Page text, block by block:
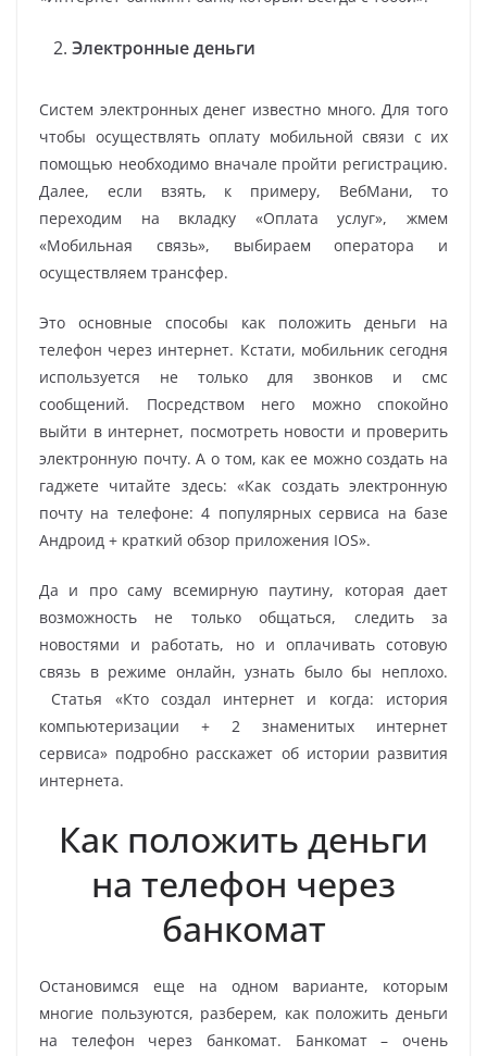
Электронные деньги
Систем электронных денег известно много. Для того
чтобы осуществлять оплату мобильной связи с их
помощью необходимо вначале пройти регистрацию.
Далее, если взять, к примеру, ВебМани, то
переходим на вкладку «Оплата услуг», жмем
«Мобильная связь», выбираем оператора и
осуществляем трансфер.
Это основные способы как положить деньги на
телефон через интернет. Кстати, мобильник сегодня
используется не только для звонков и смс
сообщений. Посредством него можно спокойно
выйти в интернет, посмотреть новости и проверить
электронную почту. А о том, как ее можно создать на
гаджете читайте здесь: «Как создать электронную
почту на телефоне: 4 популярных сервиса на базе
Андроид + краткий обзор приложения IOS».
Да и про саму всемирную паутину, которая дает
возможность не только общаться, следить за
новостями и работать, но и оплачивать сотовую
связь в режиме онлайн, узнать было бы неплохо.
Статья «Кто создал интернет и когда: история
компьютеризации + 2 знаменитых интернет
сервиса» подробно расскажет об истории развития
интернета.
Как положить деньги
на телефон через
банкомат
Остановимся еще на одном варианте, которым
многие пользуются, разберем, как положить деньги
на телефон через банкомат. Банкомат – очень